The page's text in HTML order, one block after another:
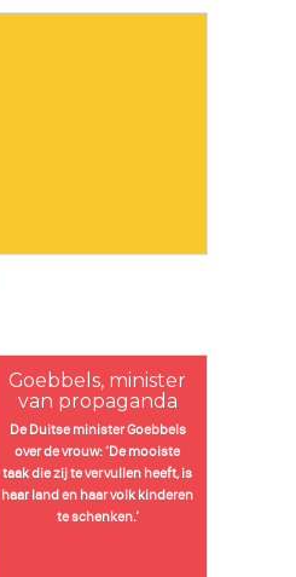
Goebbels, minister
van propaganda
De Duitse minister Goebbels
over de vrouw: ‘De mooiste
taak die zij te vervullen heeft, is
haar land en haar volk kinderen
te schenken.’